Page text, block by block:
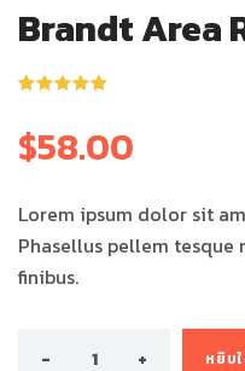
Brandt Area
คะแนนเต็ม
บนการให้
$58.00
Lorem ipsum dolor sit
Phasellus pellem tesque
finibus.
หยิบ